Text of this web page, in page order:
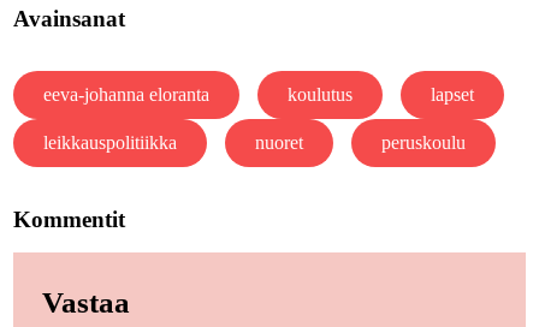
Avainsanat
eeva-johanna eloranta koulutus lapset
leikkauspolitiikka nuoret peruskoulu
Kommentit
Vastaa